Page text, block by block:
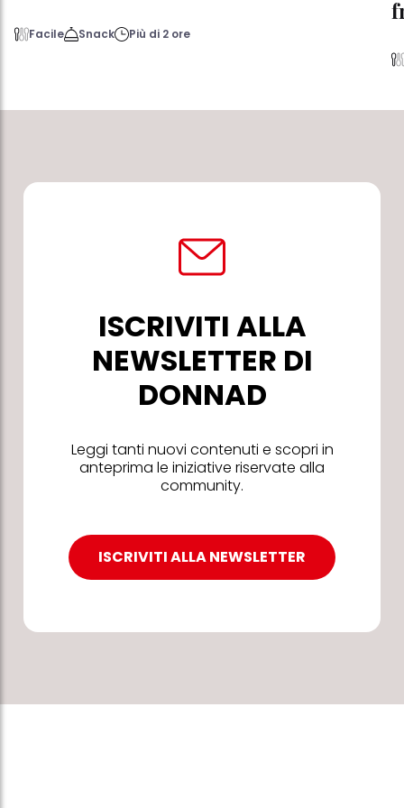
Facile Snack Più di 2 ore
ISCRIVITI ALLA
NEWSLETTER DI
DONNAD
Leggi tanti nuovi contenuti e scopri in
anteprima le iniziative riservate alla
community.
ISCRIVITI ALLA NEWSLETTER